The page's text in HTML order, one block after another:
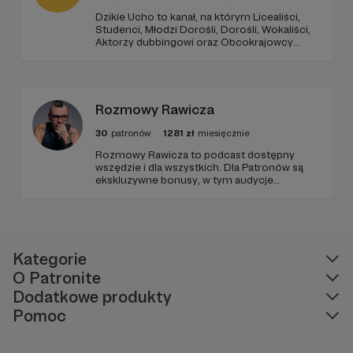
W tym miejscu powinna być zewnętrzna
treść
Aby nagrać wywiad z kimś w Polsce, też
trzeba wlać ileś kosztownego paliwa, już
omijam czas poświęcony na podróż i
realizację nagrania.
Aby zobaczyć treść musisz zmienić ustawienia
polityki prywatności
oraz filmy o tematyce muzyczno-kabaretowej
Dzikie Ucho to kanał, na którym Licealiści,
Studenci, Młodzi Dorośli, Dorośli, Wokaliści,
Aktorzy dubbingowi oraz Obcokrajowcy
Rozmowy Rawicza
30 patronów 1281 zł miesięcznie
Rozmowy Rawicza to podcast dostępny
wszędzie i dla wszystkich. Dla Patronów są
ekskluzywne bonusy, w tym audycje
Kategorie
O Patronite
Dodatkowe produkty
Pomoc